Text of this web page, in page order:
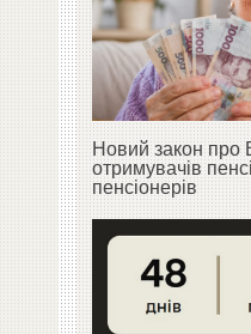
Новий закон про
отримувачів
пенсіонерів